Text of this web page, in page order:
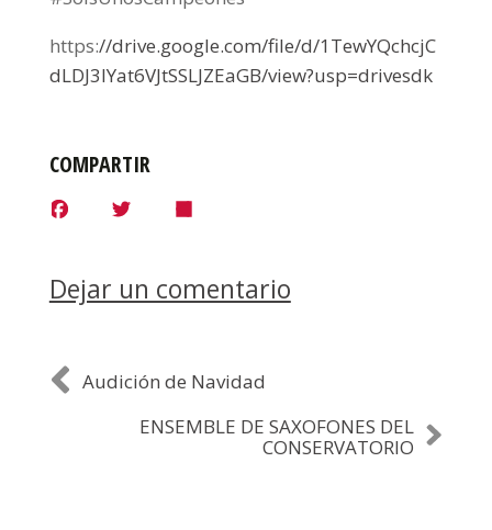
https://drive.google.com/file/d/1TewYQchcjC
dLDJ3IYat6VJtSSLJZEaGB/view?usp=drivesdk
COMPARTIR
b
o
o
e
r
Dejar un comentario
Audición de Navidad
ENSEMBLE DE SAXOFONES DEL
CONSERVATORIO